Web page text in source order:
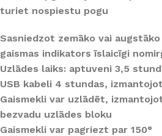
turiet nospiestu pogu
Sasniedzot zemāko vai
gaismas indikators īslaicīgi
Uzlādes laiks: aptuveni 3,5
USB kabeli 4 stundas,
Gaismekli var uzlādēt,
bezvadu uzlādes bloku
Gaismekli var pagriezt par 150°